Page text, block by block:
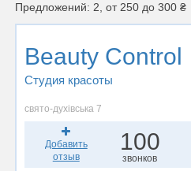
Предложений: 2, от 250 до 300 ₴
Beauty Control
Студия красоты
свято-духівська 7
Добавить
отзыв
100
звонков